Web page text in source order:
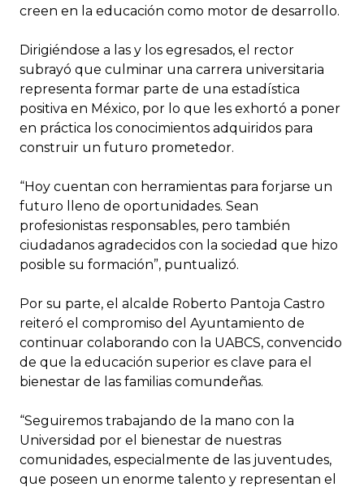
creen en la educación como motor de desarrollo.
Dirigiéndose a las y los egresados, el rector
subrayó que culminar una carrera universitaria
representa formar parte de una estadística
positiva en México, por lo que les exhortó a poner
en práctica los conocimientos adquiridos para
construir un futuro prometedor.
“Hoy cuentan con herramientas para forjarse un
futuro lleno de oportunidades. Sean
profesionistas responsables, pero también
ciudadanos agradecidos con la sociedad que hizo
posible su formación”, puntualizó.
Por su parte, el alcalde Roberto Pantoja Castro
reiteró el compromiso del Ayuntamiento de
continuar colaborando con la UABCS, convencido
de que la educación superior es clave para el
bienestar de las familias comundeñas.
“Seguiremos trabajando de la mano con la
Universidad por el bienestar de nuestras
comunidades, especialmente de las juventudes,
que poseen un enorme talento y representan el